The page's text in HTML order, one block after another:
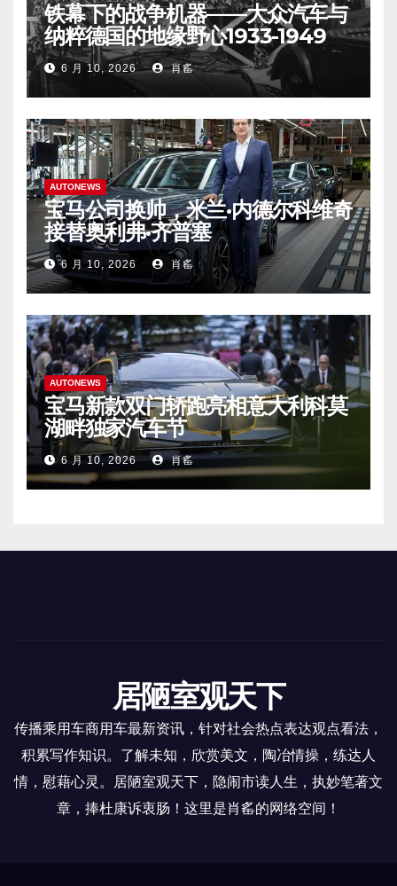
铁幕下的战争机器——大众汽车与
纳粹德国的地缘野心1933-1949
6 月 10, 2026 肖䍃
AUTONEWS
宝马公司换帅，米兰·内德尔科维奇
接替奥利弗·齐普塞
6 月 10, 2026 肖䍃
AUTONEWS
宝马新款双门轿跑亮相意大利科莫
湖畔独家汽车节
6 月 10, 2026 肖䍃
居陋室观天下
传播乘用车商用车最新资讯，针对社会热点表达观点看法，
积累写作知识。了解未知，欣赏美文，陶冶情操，练达人
情，慰藉心灵。居陋室观天下，隐闹市读人生，执妙笔著文
章，捧杜康诉衷肠！这里是肖䍃的网络空间！